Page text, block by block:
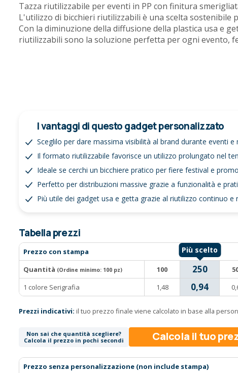
Tazza riutilizzabile per eventi in PP con finitura
L'utilizzo di bicchieri riutilizzabili è una scelta sostenibile
Con la diminuzione della diffusione della plastica usa e
riutilizzabili sono la soluzione perfetta per ogni evento,
I vantaggi di questo gadget personalizzato
Sceglilo per dare massima visibilità al brand durante eventi e
Il formato riutilizzabile favorisce un utilizzo prolungato nel
Ideale se cerchi un bicchiere pratico per fiere festival e
Perfetto per distribuzioni massive grazie a funzionalità e
Più utile dei gadget usa e getta grazie al riutilizzo continuo e
Tabella prezzi
Prezzo con stampa
Quantità (Ordine minimo: 100 pz) 100 250
1 colore Serigrafia
1,48 0,94
Prezzi indicativi: il tuo prezzo finale viene calcolato in base alla
Non sai che quantità scegliere?
Calcola il prezzo in pochi secondi
Calcola il tuo
Prezzo senza personalizzazione (non include stampa)